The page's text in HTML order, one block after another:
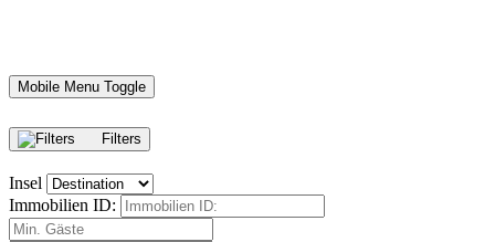
Mobile Menu Toggle
Filters
Insel
Immobilien ID: